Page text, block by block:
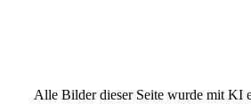
Alle Bilder dieser Seite wurde mit KI